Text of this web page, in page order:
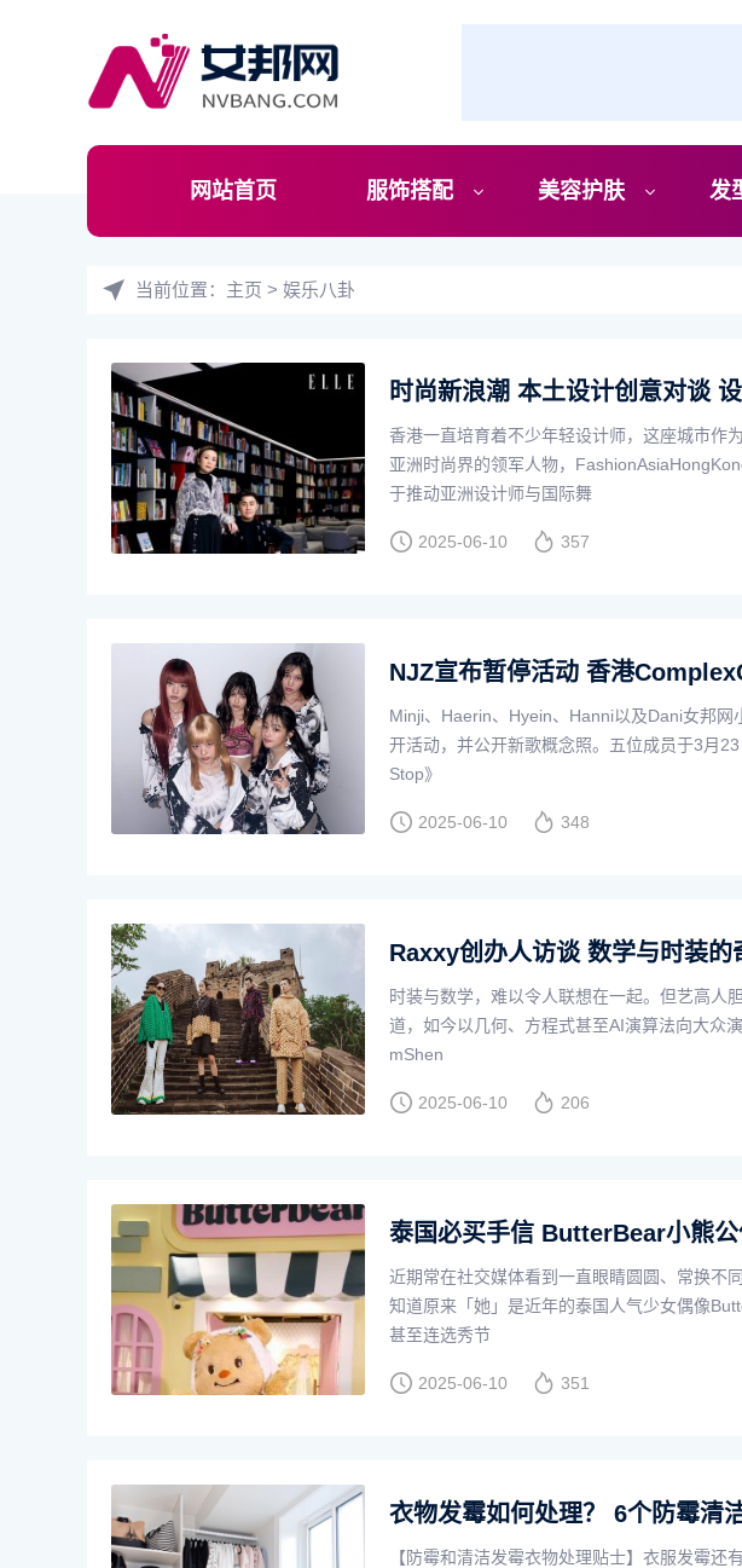
网站首页 服饰搭配 美容护肤 发
当前位置： 主页 > 娱乐八卦
时尚新浪潮 本土设计创意对谈
香港一直培育着不少年轻设计师，这座城市作
亚洲时尚界的领军人物，
于推动亚洲设计师与国际舞
2025-06-10 357
NJZ宣布暂停活动 香港
Minji、Haerin、Hyein、Hanni以及Dani女邦
开活动，并公开新歌概念照。五位成员于3月
Stop》
2025-06-10 348
Raxxy创办人访谈 数学与时装的
时装与数学，难以令人联想在一起。但艺高人
道，如今以几何、方程式甚至AI演算法向大众
mShen
2025-06-10 206
泰国必买手信 ButterBear小熊
近期常在社交媒体看到一直眼睛圆圆、常换不
知道原来「她」是近年的泰国人气少女偶像
甚至连选秀节
2025-06-10 351
衣物发霉如何处理？ 6个防霉清
【防霉和清洁发霉衣物处理贴士】衣服发霉